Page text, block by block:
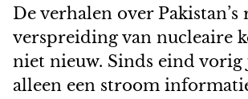
De verhalen over
verspreiding van nucleaire
niet nieuw. Sinds eind vorig
alleen een stroom